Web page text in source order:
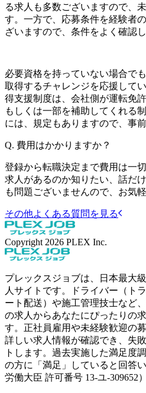
る求人も多数ございますので、
す。一方で、応募条件を経験者
ざいますので、条件をよく確認
必要資格を持っていない場合で
取得するチャレンジを応援して
得支援制度は、会社側が運転免
もしくは一部を補助してくれる
には、規定もありますので、事
Q. 費用はかかりますか？
登録から転職決定まで費用は一
求人があるのか知りたい、話だ
も問題ございませんので、お気
その他よくある質問を見る
Copyright 2026 PLEX Inc.
プレックスジョブは、日本最大
人サイトです。ドライバー（ト
ート配送）や施工管理技士など
の求人からあなたにぴったりの
す。正社員雇用や未経験歓迎の
詳しい求人情報が確認でき、失
トします。過去実施した満足度
の方に「満足」していると回答
労働大臣 許可番号 13-ユ-309652）